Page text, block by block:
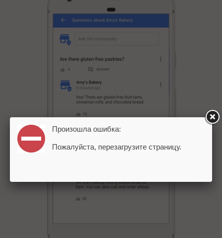
Произошла ошибка:
Пожалуйста, перезагрузите страницу.